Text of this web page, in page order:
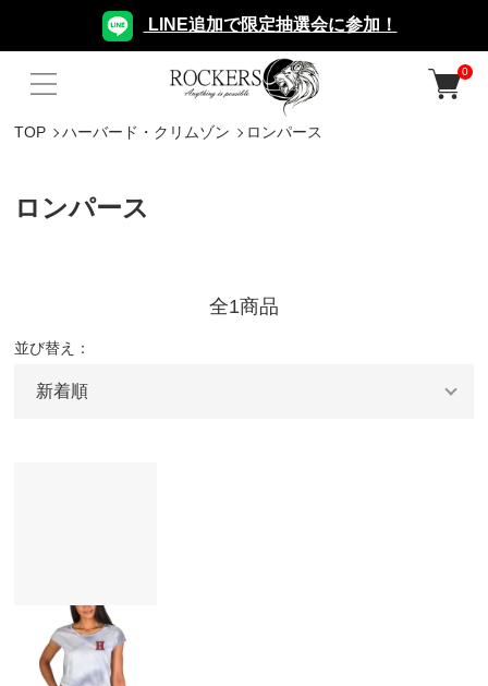
LINE追加で限定抽選会に参加！
0
TOP ハーバード・クリムゾン ロンパース
ロンパース
全1商品
並び替え：